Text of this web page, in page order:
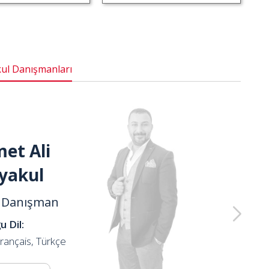
Danışmanları
Ali
Dil:
Türkçe